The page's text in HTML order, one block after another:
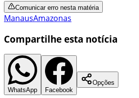
Comunicar erro nesta matéria
ManausAmazonas
Compartilhe esta notícia
WhatsApp Facebook
Opções